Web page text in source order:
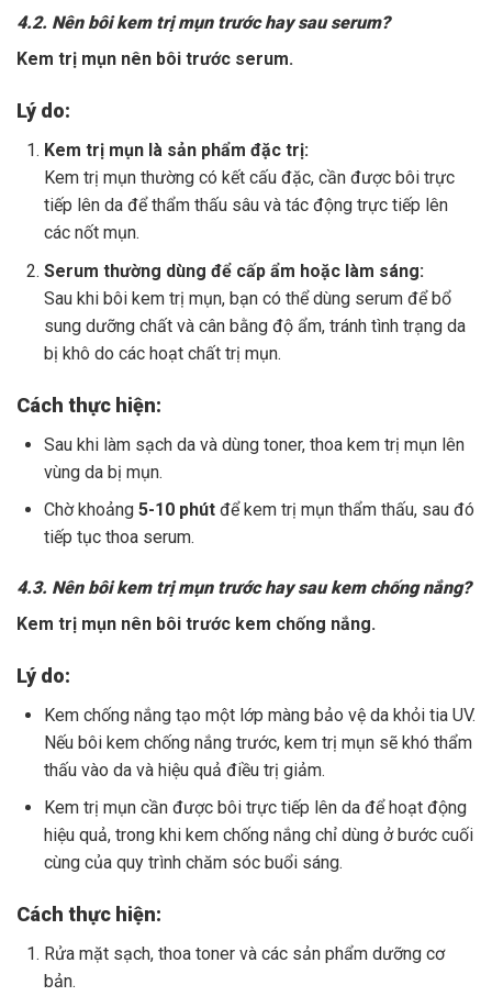
4.2. Nên bôi kem trị mụn trước hay sau serum?
Kem trị mụn nên bôi trước serum.
Lý do:
Kem trị mụn là sản phẩm đặc trị:
Kem trị mụn thường có kết cấu đặc, cần được bôi trực
tiếp lên da để thẩm thấu sâu và tác động trực tiếp lên
các nốt mụn.
Serum thường dùng để cấp ẩm hoặc làm sáng:
Sau khi bôi kem trị mụn, bạn có thể dùng serum để bổ
sung dưỡng chất và cân bằng độ ẩm, tránh tình trạng da
bị khô do các hoạt chất trị mụn.
Cách thực hiện:
Sau khi làm sạch da và dùng toner, thoa kem trị mụn lên
vùng da bị mụn.
Chờ khoảng 5-10 phút để kem trị mụn thẩm thấu, sau đó
tiếp tục thoa serum.
4.3. Nên bôi kem trị mụn trước hay sau kem chống nắng?
Kem trị mụn nên bôi trước kem chống nắng.
Lý do:
Kem chống nắng tạo một lớp màng bảo vệ da khỏi tia UV.
Nếu bôi kem chống nắng trước, kem trị mụn sẽ khó thẩm
thấu vào da và hiệu quả điều trị giảm.
Kem trị mụn cần được bôi trực tiếp lên da để hoạt động
hiệu quả, trong khi kem chống nắng chỉ dùng ở bước cuối
cùng của quy trình chăm sóc buổi sáng.
Cách thực hiện:
Rửa mặt sạch, thoa toner và các sản phẩm dưỡng cơ
bản.